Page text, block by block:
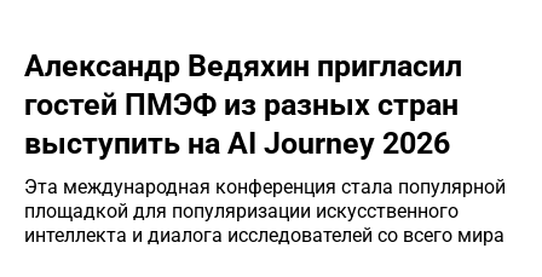
Александр Ведяхин пригласил
гостей ПМЭФ из разных стран
выступить на AI Journey 2026
Эта международная конференция стала популярной
площадкой для популяризации искусственного
интеллекта и диалога исследователей со всего мира